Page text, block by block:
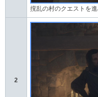
撹乱の村のクエストを
2